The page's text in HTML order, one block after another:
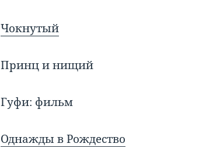
Чокнутый
Принц и нищий
Гуфи: фильм
Однажды в Рождество